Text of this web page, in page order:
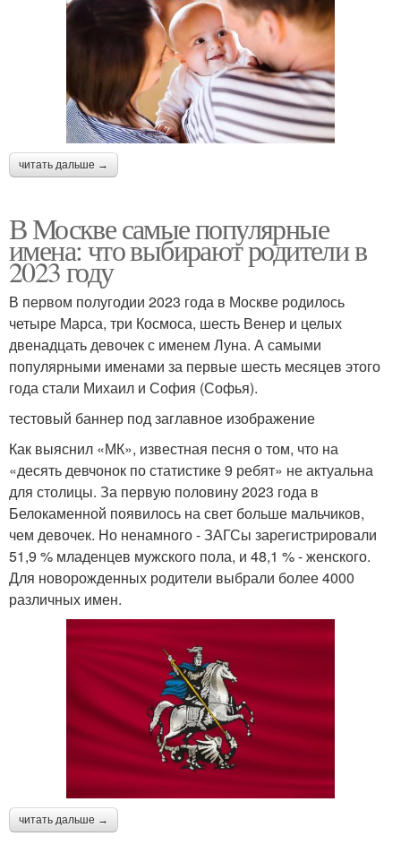
читать дальше →
В Москве самые популярные
имена: что выбирают родители в
2023 году
В первом полугодии 2023 года в Москве родилось
четыре Марса, три Космоса, шесть Венер и целых
двенадцать девочек с именем Луна. А самыми
популярными именами за первые шесть месяцев этого
года стали Михаил и София (Софья).
тестовый баннер под заглавное изображение
Как выяснил «МК», известная песня о том, что на
«десять девчонок по статистике 9 ребят» не актуальна
для столицы. За первую половину 2023 года в
Белокаменной появилось на свет больше мальчиков,
чем девочек. Но ненамного - ЗАГСы зарегистрировали
51,9 % младенцев мужского пола, и 48,1 % - женского.
Для новорожденных родители выбрали более 4000
различных имен.
читать дальше →